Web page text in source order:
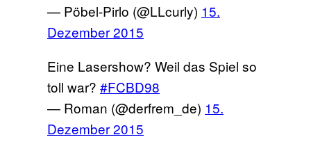
— Pöbel-Pirlo (@LLcurly) 15.
Dezember 2015
Eine Lasershow? Weil das Spiel so
toll war? #FCBD98
— Roman (@derfrem_de) 15.
Dezember 2015